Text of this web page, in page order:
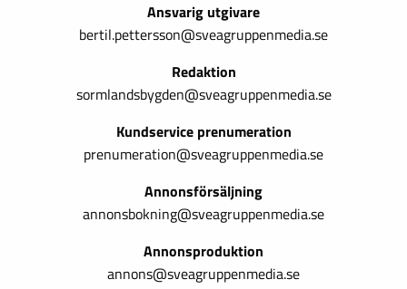
Ansvarig utgivare
bertil.pettersson@sveagruppenmedia.se
Redaktion
sormlandsbygden@sveagruppenmedia.se
Kundservice prenumeration
prenumeration@sveagruppenmedia.se
Annonsförsäljning
annonsbokning@sveagruppenmedia.se
Annonsproduktion
annons@sveagruppenmedia.se